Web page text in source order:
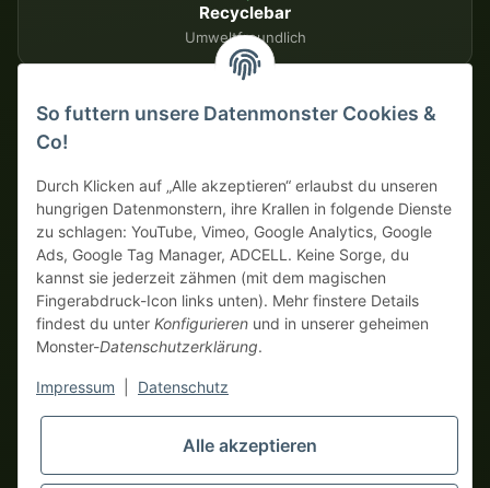
Recyclebar
Umweltfreundlich
SICHERE ZAHLUNGSMETHODEN
* Alle Preise zzgl. gesetzlicher USt., zzgl.
BGB), keine Privatkunden (§ 13 BGB).
Preise in Fremdwährungen dienen der Orientierung und basieren
auf dem aktuellen Wechselkurs. Verbindliche
So futtern unsere Datenmonster Cookies &
Co!
Durch Klicken auf „Alle akzeptieren“ erlaubst du unseren
hungrigen Datenmonstern, ihre Krallen in folgende Dienste
zu schlagen: YouTube, Vimeo, Google Analytics, Google
Ads, Google Tag Manager, ADCELL. Keine Sorge, du
kannst sie jederzeit zähmen (mit dem magischen
Fingerabdruck-Icon links unten). Mehr finstere Details
findest du unter Konfigurieren und in unserer geheimen
Monster-Datenschutzerklärung.
Impressum Datenschutz
Alle akzeptieren
Dein WhatsApp-Tor zur
Monster Service Team
von tapemonster.de
Hallo und herzlich
willkommen bei
tapemonster.de Flüstere mir
dein Problem zu – ich klebe